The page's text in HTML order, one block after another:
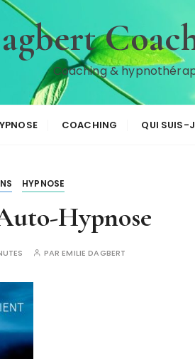
Coaching &
COACHING QUI SUIS-
HYPNOSE
Hypnose
PAREMILIE DAGBERT